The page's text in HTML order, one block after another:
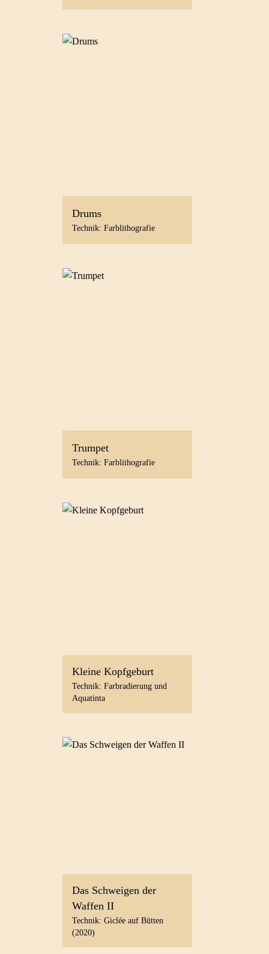
Drums
Technik: Farblithografie
Trumpet
Technik: Farblithografie
Kleine Kopfgeburt
Technik: Farbradierung und
Aquatinta
Das Schweigen der
Waffen II
Technik: Giclée auf Bütten
(2020)